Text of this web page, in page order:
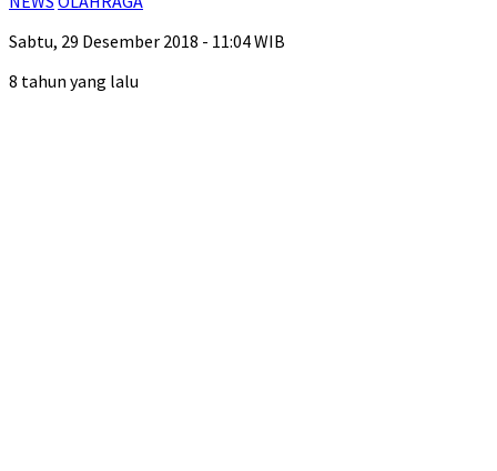
Sabtu, 29 Desember 2018 - 11:04 WIB
8 tahun yang lalu